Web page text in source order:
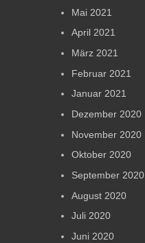
Mai 2021
April 2021
März 2021
Februar 2021
Januar 2021
Dezember 2020
November 2020
Oktober 2020
September 2020
August 2020
Juli 2020
Juni 2020